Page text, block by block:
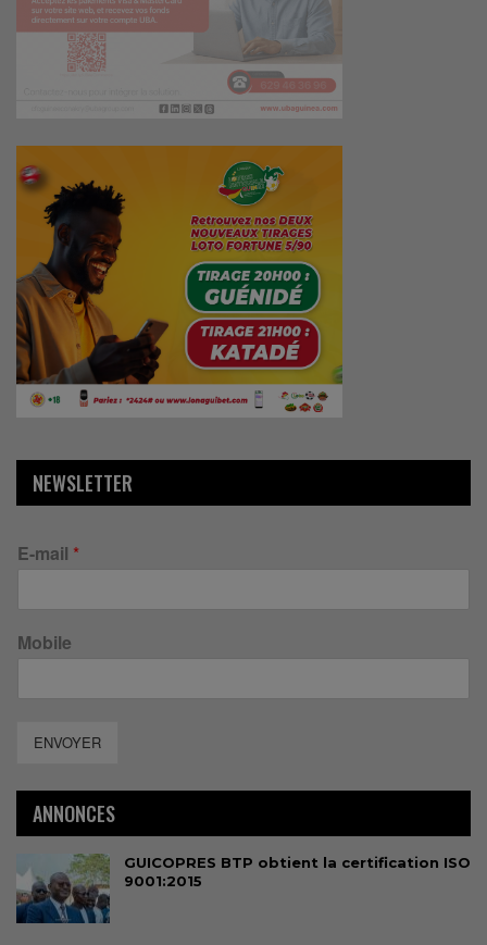
NEWSLETTER
E-mail *
Mobile
ENVOYER
ANNONCES
GUICOPRES BTP obtient la certification ISO
9001:2015